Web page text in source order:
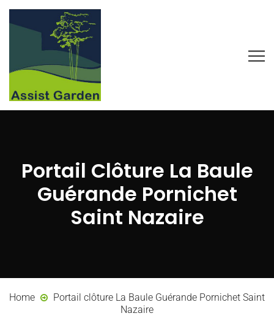
Portail Clôture La Baule
Guérande Pornichet
Saint Nazaire
Home
Portail clôture La Baule Guérande Pornichet Saint
Nazaire